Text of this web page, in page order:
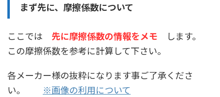
まず先に、摩擦係数について
ここでは 先に摩擦係数の情報をメモ します。
この摩擦係数を参考に計算して下さい。
各メーカー様の抜粋になります事ご了承くださ
い。 ※画像の利用について